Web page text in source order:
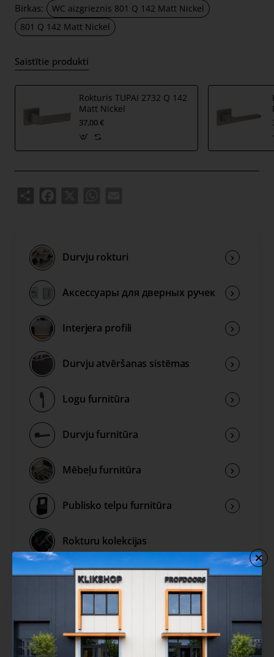
grozāmā savienojuma ass ir 4x4mm (ar iespēju to
izgatavot 6x6mm, izmantojot reduktoru). Grozāmais ir
aprīkots ar 11mm biezām metāla rozetēm.
Komplektā ietilpst:
4x4mm diametra vīšanas stienis;
2 gab M4 caururbuma skrūves;
1 sešstūra skrūve un 3 mm sešstūra atslēga;
Birkas:
WC aizgrieznis 801 Q 142 Matt Nickel
801 Q 142 Matt Nickel
Saistītie produkti
Rokturis TUPAI 2732 Q 142
Matt Nickel
37,00 €
Durvju rokturi
Аксессуары для дверных ручек
Interjera profili
Durvju atvēršanas sistēmas
Logu furnitūra
Durvju furnitūra
Mēbeļu furnitūra
Publisko telpu furnitūra
Rokturu kolekcijas
Izpārdošana